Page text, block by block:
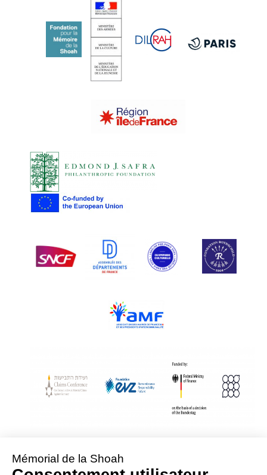
With Assistance from the Conference on Jewish Material Claims Against
Sponsored by the Foundation « Remembrance, Responsibility and Future »